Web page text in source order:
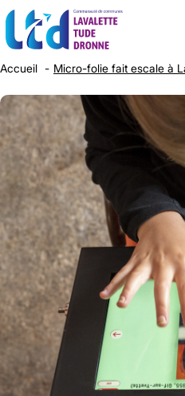
Accueil Micro-folie fait escale à